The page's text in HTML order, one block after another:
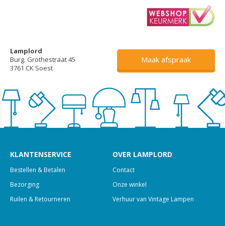
Lamplord
Burg. Grothestraat 45
3761 CK Soest
Maak afspraak
KLANTENSERVICE
Bestellen & Betalen
Bezorging
Ruilen & Retourneren
OVER LAMPLORD
Contact
Onze winkel
Verhuur van Vintage Lampen